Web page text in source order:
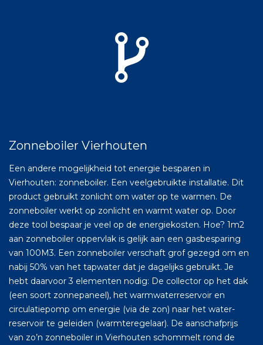
Zonneboiler Vierhouten
Een andere mogelijkheid tot energie besparen in
Vierhouten: zonneboiler. Een veelgebruikte installatie. Dit
product gebruikt zonlicht om water op te warmen. De
zonneboiler werkt op zonlicht en warmt water op. Door
deze tool bespaar je veel op de energiekosten. Hoe? 1m2
aan zonneboiler oppervlak is gelijk aan een gasbesparing
van 100M3. Een zonneboiler verschaft grof gezegd om en
nabij 50% van het tapwater dat je dagelijks gebruikt. Je
hebt daarvoor 3 elementen nodig: De collector op het dak
(een soort zonnepaneel), het warmwaterreservoir en
circulatiepomp om energie (via de zon) naar het water-
reservoir te geleiden (warmteregelaar). De aanschafprijs
van zo’n zonneboiler in Vierhouten schommelt rond de